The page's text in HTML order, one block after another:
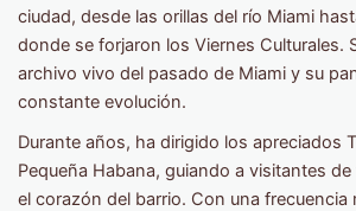
ciudad, desde las orillas del río Miami
donde se forjaron los Viernes Culturales.
archivo vivo del pasado de Miami y su
constante evolución.
Durante años, ha dirigido los apreciados
Pequeña Habana, guiando a visitantes
el corazón del barrio. Con una frecuencia